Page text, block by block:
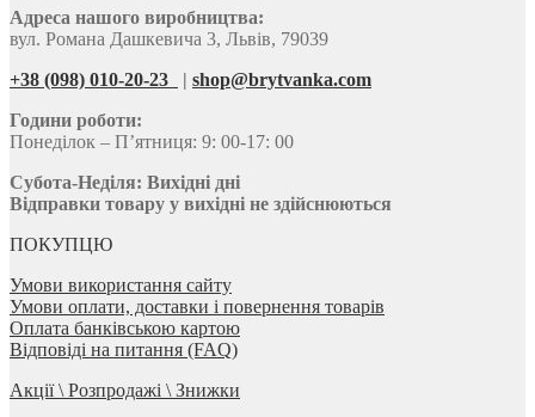
Адреса нашого виробництва:
вул. Романа Дашкевича 3, Львів, 79039
+38 (098) 010-20-23
| shop@brytvanka.com
Години роботи:
Понеділок – П’ятниця: 9: 00-17: 00
Субота-Неділя: Вихідні дні
Відправки товару у вихідні не здійснюються
ПОКУПЦЮ
Умови використання сайту
Умови оплати, доставки і повернення товарів
Оплата банківською картою
Відповіді на питання (FAQ)
Акції \ Розпродажі \ Знижки